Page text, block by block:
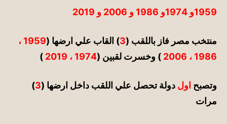
1959و 1974و 1986 و 2006 و 2019
منتخب مصر فاز باللقب (3) القاب علي ارضها (
1959 ،
1986 ، 2006
) وخسرت لقبين (1974 ، 2019 )
وتصبح اول دولة تحصل علي اللقب داخل ارضها (3
)
مرات